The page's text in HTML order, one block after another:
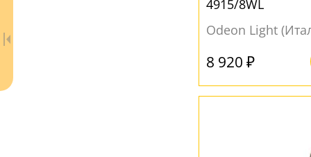
4915/8WL
Odeon Light
8 920 ₽